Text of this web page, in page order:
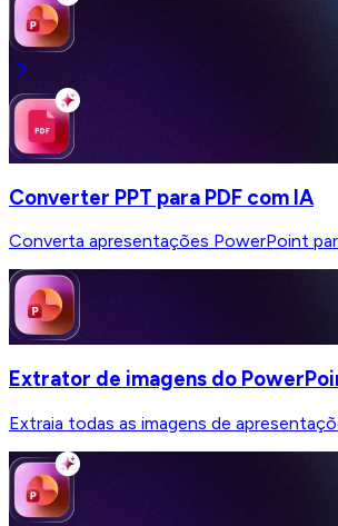
Converter PPT para PDF com IA
Converta apresentações PowerPoint
Extrator de imagens do
Extraia todas as imagens de